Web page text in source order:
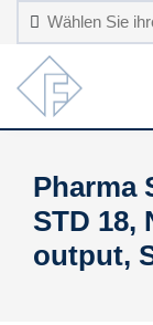
Pharma
STD 18,
output,